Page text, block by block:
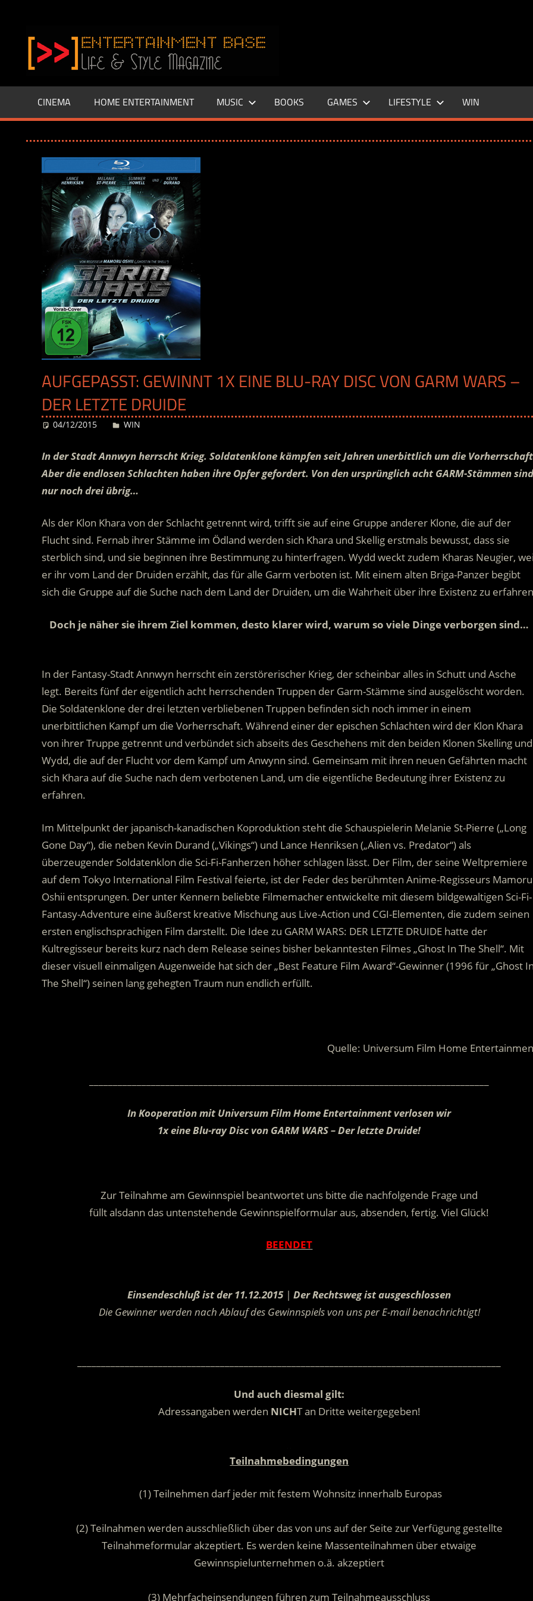
springen
–
LIFE
Base.de
CINEMA HOME ENTERTAINMENT MUSIC BOOKS GAMES LIFESTYLE WIN
AUFGEPASST: GEWINNT 1X EINE BLU-RAY DISC VON GARM WARS –
DER LETZTE DRUIDE
04/12/2015 Desiree
WIN
In der Stadt Annwyn herrscht Krieg. Soldatenklone kämpfen seit Jahren unerbittlich um die
Aber die endlosen Schlachten haben ihre Opfer gefordert. Von den ursprünglich acht GARM-Stämmen sind
nur noch drei übrig…
Als der Klon Khara von der Schlacht getrennt wird, trifft sie auf eine Gruppe anderer Klone, die auf der
Flucht sind. Fernab ihrer Stämme im Ödland werden sich Khara und Skellig erstmals bewusst, dass sie
sterblich sind, und sie beginnen ihre Bestimmung zu hinterfragen. Wydd weckt zudem Kharas Neugier,
er ihr vom Land der Druiden erzählt, das für alle Garm verboten ist. Mit einem alten Briga-Panzer begibt
sich die Gruppe auf die Suche nach dem Land der Druiden, um die Wahrheit über ihre Existenz zu
Doch je näher sie ihrem Ziel kommen, desto klarer wird, warum so viele Dinge verborgen sind…
In der Fantasy-Stadt Annwyn herrscht ein zerstörerischer Krieg, der scheinbar alles in Schutt und Asche
legt. Bereits fünf der eigentlich acht herrschenden Truppen der Garm-Stämme sind ausgelöscht worden.
Die Soldatenklone der drei letzten verbliebenen Truppen befinden sich noch immer in einem
unerbittlichen Kampf um die Vorherrschaft. Während einer der epischen Schlachten wird der Klon Khara
von ihrer Truppe getrennt und verbündet sich abseits des Geschehens mit den beiden Klonen Skelling und
Wydd, die auf der Flucht vor dem Kampf um Anwynn sind. Gemeinsam mit ihren neuen Gefährten macht
sich Khara auf die Suche nach dem verbotenen Land, um die eigentliche Bedeutung ihrer Existenz zu
erfahren.
Im Mittelpunkt der japanisch-kanadischen Koproduktion steht die Schauspielerin Melanie St-Pierre („Long
Gone Day“), die neben Kevin Durand („Vikings“) und Lance Henriksen („Alien vs. Predator“) als
überzeugender Soldatenklon die Sci-Fi-Fanherzen höher schlagen lässt. Der Film, der seine Weltpremiere
auf dem Tokyo International Film Festival feierte, ist der Feder des berühmten Anime-Regisseurs Mamoru
Oshii entsprungen. Der unter Kennern beliebte Filmemacher entwickelte mit diesem bildgewaltigen Sci-Fi-
Fantasy-Adventure eine äußerst kreative Mischung aus Live-Action und CGI-Elementen, die zudem seinen
ersten englischsprachigen Film darstellt. Die Idee zu GARM WARS: DER LETZTE DRUIDE hatte der
Kultregisseur bereits kurz nach dem Release seines bisher bekanntesten Filmes „Ghost In The Shell“. Mit
dieser visuell einmaligen Augenweide hat sich der „Best Feature Film Award“-Gewinner (1996 für „Ghost
The Shell“) seinen lang gehegten Traum nun endlich erfüllt.
Quelle: Universum Film Home
In Kooperation mit Universum Film Home Entertainment verlosen wir
1x eine Blu-ray Disc von GARM WARS – Der letzte Druide!
Zur Teilnahme am Gewinnspiel beantwortet uns bitte die nachfolgende Frage und
füllt alsdann das untenstehende Gewinnspielformular aus, absenden, fertig. Viel Glück!
BEENDET
Einsendeschluß ist der 11.12.2015|Der Rechtsweg ist ausgeschlossen
Die Gewinner werden nach Ablauf des Gewinnspiels von uns per E-mail benachrichtigt!
Und auch diesmal gilt:
Adressangaben werden NICHT an Dritte weitergegeben!
Teilnahmebedingungen
(1) Teilnehmen darf jeder mit festem Wohnsitz innerhalb Europas
(2) Teilnahmen werden ausschließlich über das von uns auf der Seite zur Verfügung gestellte
Teilnahmeformular akzeptiert. Es werden keine Massenteilnahmen über etwaige
Gewinnspielunternehmen o.ä. akzeptiert
(3) Mehrfacheinsendungen führen zum Teilnahmeausschluss